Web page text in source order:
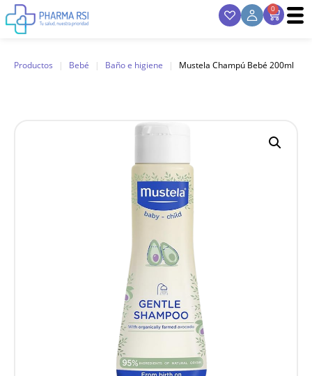
0
Productos | Bebé | Baño e higiene | Mustela Champú Bebé 200ml